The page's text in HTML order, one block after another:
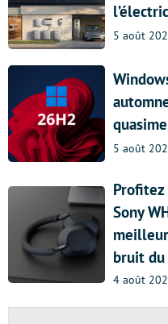
5 août
5 août
Sony
bruit du
4 août